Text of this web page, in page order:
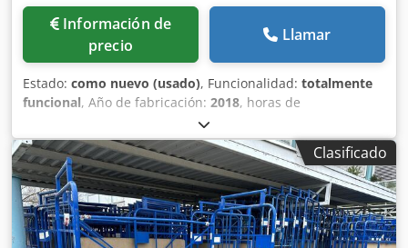
Información de
precio
Llamar
Estado: como nuevo (usado), Funcionalidad: totalmente
funcional, Año de fabricación: 2018, horas de
, número de máquina/vehículo:
/ P1551, Compactador de tornillo y dos unidades de
contenedores cerrados de 16 m3, todos fabricados según
las más altas especificaciones por De Rooij en los Países
Bajos. Todos los equipos se han utilizado dentro de una
unidad de trituración de seguridad desde que eran
nuevos. Se desmanteló en 2023 y solo se han utilizado 74
Clasificado